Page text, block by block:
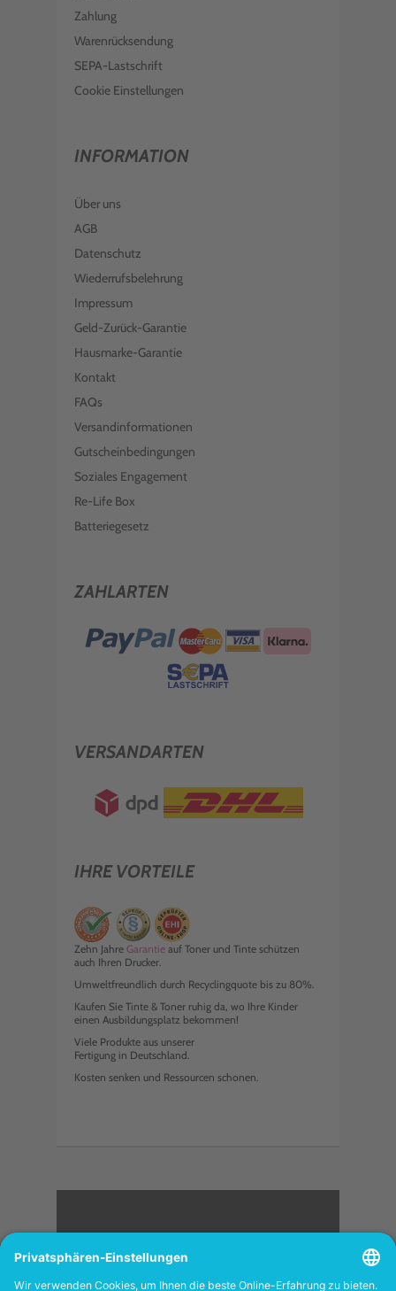
Zahlung
Warenrücksendung
SEPA-Lastschrift
Cookie Einstellungen
INFORMATION
Über uns
AGB
Datenschutz
Wiederrufsbelehrung
Impressum
Geld-Zurück-Garantie
Hausmarke-Garantie
Kontakt
FAQs
Versandinformationen
Gutscheinbedingungen
Soziales Engagement
Re-Life Box
Batteriegesetz
ZAHLARTEN
VERSANDARTEN
IHRE VORTEILE
Zehn Jahre Garantie auf Toner und Tinte schützen
auch Ihren Drucker.
Umweltfreundlich durch Recyclingquote bis zu 80%.
Kaufen Sie Tinte & Toner ruhig da, wo Ihre Kinder
einen Ausbildungsplatz bekommen!
Viele Produkte aus unserer
Fertigung in Deutschland.
Kosten senken und Ressourcen schonen.
<